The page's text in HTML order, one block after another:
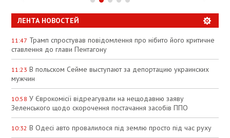
ЛЕНТА НОВОСТЕЙ
11:47 Трамп спростував повідомлення про нібито його критичне
ставлення до глави Пентагону
11:23 В польском Сейме выступают за депортацию украинских
мужчин
10:58 У Єврокомісії відреагували на нещодавню заяву
Зеленського щодо скорочення постачання засобів ППО
10:32 В Одесі авто провалилося під землю просто під час руху